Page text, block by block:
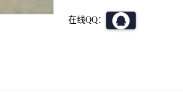
在线QQ：